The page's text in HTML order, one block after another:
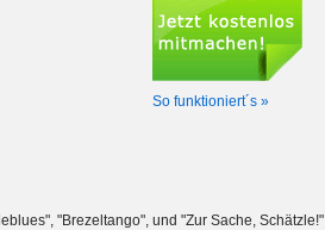
So funktioniert´s »
"Brezeltango", und "Zur Sache, Schätzle!"